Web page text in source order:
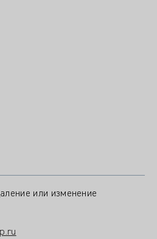
или изменение